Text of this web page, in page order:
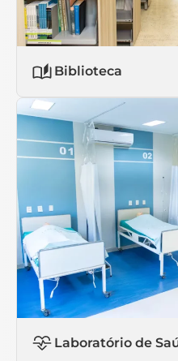
Biblioteca
Laboratório de